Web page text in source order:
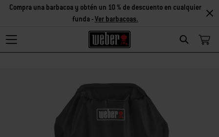
Search
Compra una barbacoa y obtén un 10 % de descuento en cualquier
funda -Ver barbacoas.